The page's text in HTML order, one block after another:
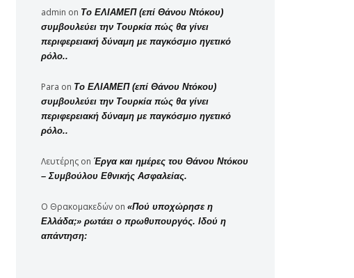
admin on Το ΕΛΙΑΜΕΠ (επί Θάνου Ντόκου)
συμβουλεύει την Τουρκία πώς θα γίνει
περιφερειακή δύναμη με παγκόσμιο ηγετικό
ρόλο..
Para on Το ΕΛΙΑΜΕΠ (επί Θάνου Ντόκου)
συμβουλεύει την Τουρκία πώς θα γίνει
περιφερειακή δύναμη με παγκόσμιο ηγετικό
ρόλο..
Λευτέρης on Έργα και ημέρες του Θάνου Ντόκου
– Συμβούλου Εθνικής Ασφαλείας.
Ο Θρακομακεδών on «Πού υποχώρησε η
Ελλάδα;» ρωτάει ο πρωθυπουργός. Ιδού η
απάντηση: